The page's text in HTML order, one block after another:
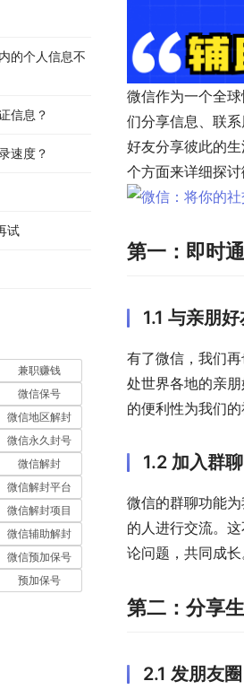
微信作为一个全
们分享信息、联
好友分享彼此的
个方面来详细探
第一：即时
1.1 与亲朋
有了微信，我们
处世界各地的亲
的便利性为我们
1.2 加入群
微信的群聊功能
的人进行交流。
论问题，共同成
第二：分享
2.1 发朋友
的个人信息不
信息？
速度？
试
兼职赚钱
微信保号
微信地区解封
微信永久封号
微信解封
微信解封平台
微信解封项目
微信辅助解封
微信预加保号
预加保号